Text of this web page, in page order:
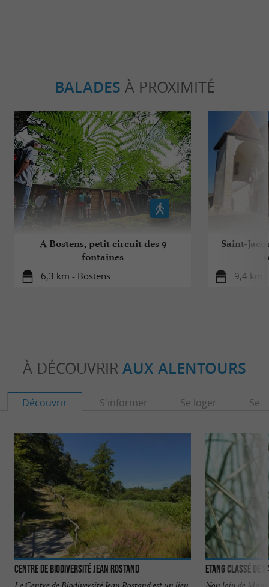
BALADES À PROXIMITÉ
A Bostens, petit circuit des 9
fontaines
6,3 km - Bostens
Saint-
9,4 km
À DÉCOUVRIR AUX ALENTOURS
Découvrir S'informer Se loger Se
Centre de Biodiversité Jean Rostand Etang classé de